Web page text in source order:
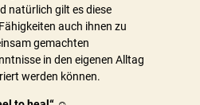
natürlich gilt es diese
auch ihnen zu
gemachten
in den eigenen Alltag
werden können.